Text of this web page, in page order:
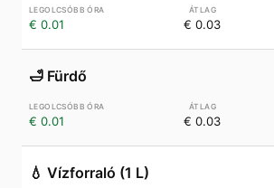
€ 0.01 € 0.03
🛁 Fürdő
€ 0.01 € 0.03
💧 Vízforraló (1 L)